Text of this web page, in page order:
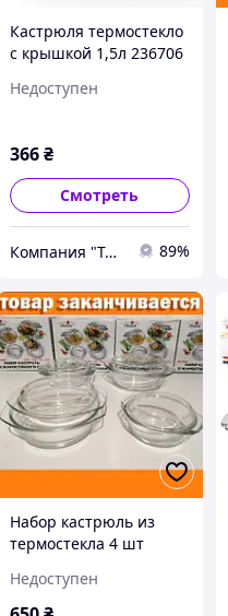
Кастрюля термостекло
с крышкой 1,5л 236706
Недоступен
366 ₴
Смотреть
Компания "ТАК" 89%
Набор кастрюль из
термостекла 4 шт
Недоступен